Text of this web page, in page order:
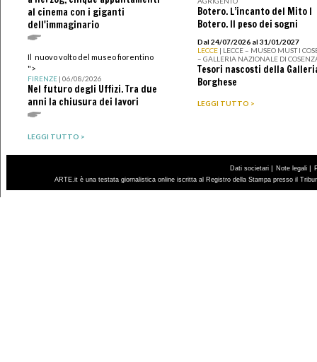
al cinema con i giganti
dell'immaginario
Il nuovo volto del museo fiorentino
">
FIRENZE| 06/08/2026
Nel futuro degli Uffizi. Tra due
anni la chiusura dei lavori
LEGGI TUTTO >
Botero. L’incanto del Mito I
Botero. Il peso dei sogni
Dal 24/07/2026 al 31/01/2027
LECCE | LECCE – MUSEO MUST I
– GALLERIA NAZIONALE DI
Tesori nascosti della
Borghese
LEGGI TUTTO >
Dati societari | Note legali |
ARTE.it è una testata giornalistica online iscritta al Registro della Stampa presso il